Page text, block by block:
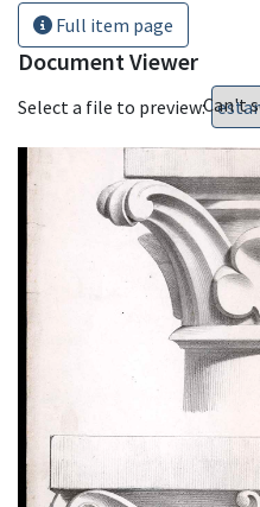
Full item page
Document Viewer
Select a file to preview:Can't